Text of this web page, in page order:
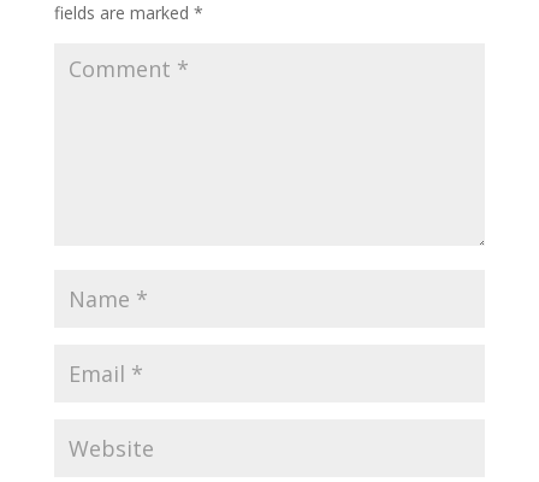
fields are marked *